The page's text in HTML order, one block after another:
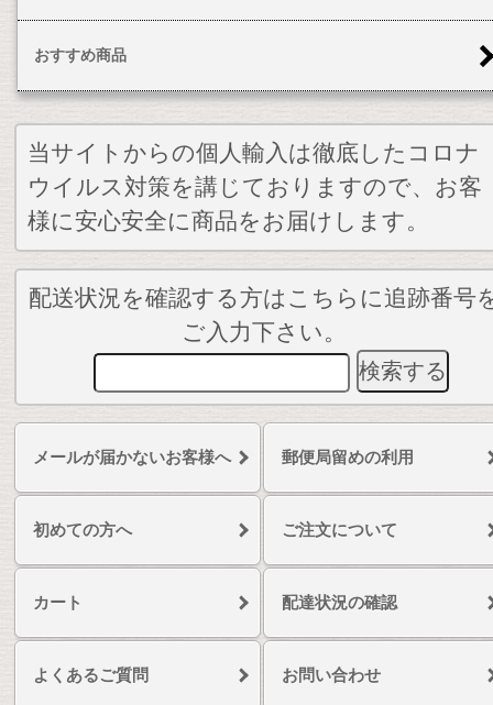
おすすめ商品
当サイトからの個人輸入は徹底したコロナ
ウイルス対策を講じておりますので、お客
様に安心安全に商品をお届けします。
配送状況を確認する方はこちらに追跡番号
ご入力下さい。
メールが届かないお客様へ 郵便局留めの利用
初めての方へ ご注文について
カート 配達状況の確認
よくあるご質問 お問い合わせ